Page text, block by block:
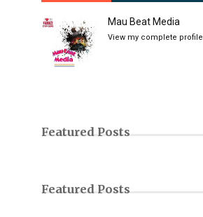
Mau Beat Media
View my complete profile
Featured Posts
Featured Posts